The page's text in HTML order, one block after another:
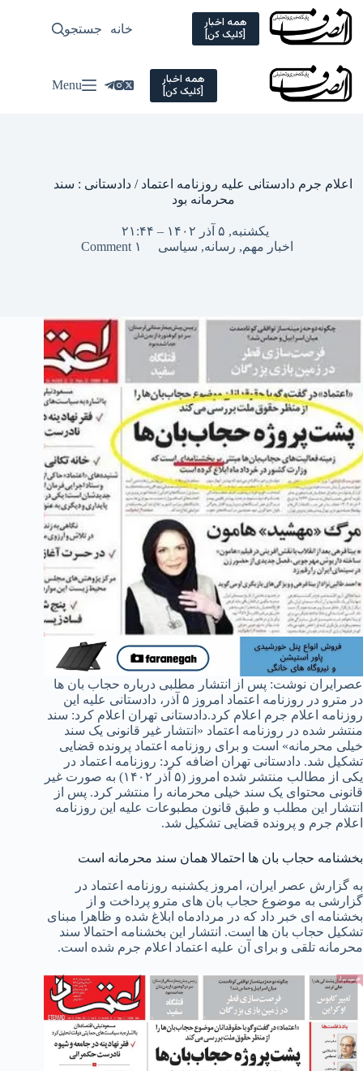
Skip
content
همه اخبار
[کلیک کن] خانه سیاسی
جستجو
همه اخبار
[کلیک کن] Menu
اعلام جرم دادستانی علیه روزنامه اعتماد / دادستانی : سند
محرمانه بود
یکشنبه, ۵ آذر ۱۴۰۲ – ۲۱:۴۴
اخبار مهم, رسانه, سیاسی ۱ Comment
عصرایران نوشت: پس از انتشار مطلبی درباره حجاب بان ها
در مترو در روزنامه اعتماد امروز ۵ آذر، دادستانی علیه این
‌روزنامه اعلام جرم اعلام کرد.دادستانی تهران اعلام کرد: سند
منتشر شده در روزنامه اعتماد «انتشار غیر قانونی یک سند
خیلی محرمانه» است و برای روزنامه اعتماد پرونده قضایی
تشکیل شد. دادستانی تهران اضافه کرد: روزنامه اعتماد در
یکی از مطالب منتشر شده امروز (۵ آذر ۱۴۰۲) به صورت غیر
قانونی محتوای یک سند خیلی محرمانه‌ را منتشر کرد. پس از
انتشار این مطلب و طبق قانون مطبوعات علیه این ‌روزنامه
اعلام جرم و پرونده قضایی تشکیل شد.
بخشنامه حجاب بان ها احتمالا همان سند محرمانه است
به گزارش عصر ایران، امروز یکشنبه روزنامه اعتماد در
گزارشی به موضوع حجاب بان های مترو پرداخت و از
بخشنامه ای خبر داد که در مردادماه ابلاغ شده و ظاهرا مبنای
تشکیل حجاب بان ها است. انتشار این بخشنامه احتمالا سند
محرمانه تلقی و برای آن علیه اعتماد اعلام جرم شده است.